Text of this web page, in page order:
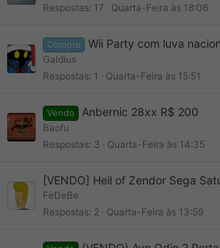
Respostas 17 Quarta-Feira às 18:06
Compro Wii Party com luva
Galdius
Respostas 1 Quarta-Feira às 15:51
Vendo Anbernic 28xx R$ 200
Baofu
Respostas 3 Quarta-Feira às 14:35
[VENDO] Heil of Zendor Sega
FeDeBe
Respostas 2 Quarta-Feira às 13:59